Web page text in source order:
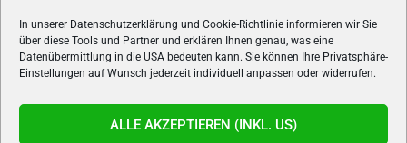
In unserer Datenschutzerklärung und Cookie-Richtlinie informieren wir Sie
über diese Tools und Partner und erklären Ihnen genau, was eine
Datenübermittlung in die USA bedeuten kann. Sie können Ihre Privatsphäre-
Einstellungen auf Wunsch jederzeit individuell anpassen oder widerrufen.
ALLE AKZEPTIEREN (INKL. US)
FOLGE UNS